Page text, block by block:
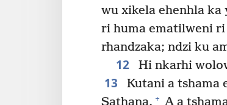
wu xikela ehenhla ka
ri huma ematilweni ri
rhandzaka; ndzi ku
12 Hi nkarhi
13
Kutani a tshama
Sathana. + A a